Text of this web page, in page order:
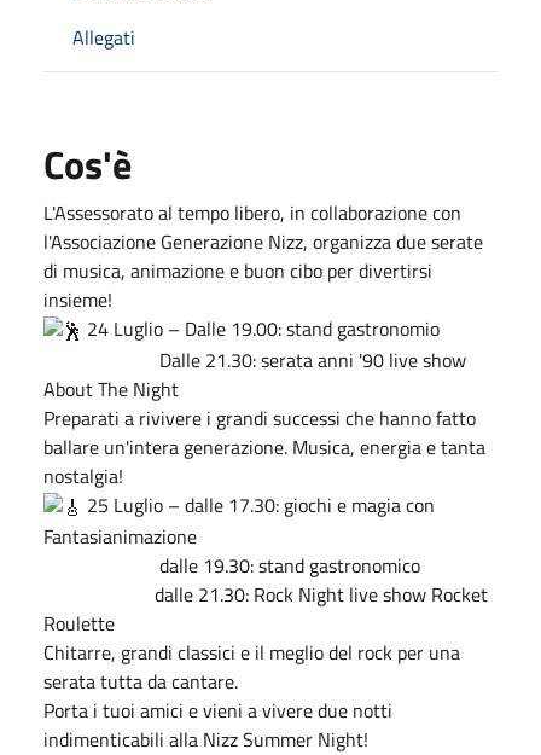
Allegati
Cos'è
L'Assessorato al tempo libero, in collaborazione con
l'Associazione Generazione Nizz, organizza due serate
di musica, animazione e buon cibo per divertirsi
insieme!
24 Luglio – Dalle 19.00: stand gastronomio
Dalle 21.30: serata anni '90 live show
About The Night
Preparati a rivivere i grandi successi che hanno fatto
ballare un'intera generazione. Musica, energia e tanta
nostalgia!
25 Luglio – dalle 17.30: giochi e magia con
Fantasianimazione
dalle 19.30: stand gastronomico
dalle 21.30: Rock Night live show Rocket
Roulette
Chitarre, grandi classici e il meglio del rock per una
serata tutta da cantare.
Porta i tuoi amici e vieni a vivere due notti
indimenticabili alla Nizz Summer Night!